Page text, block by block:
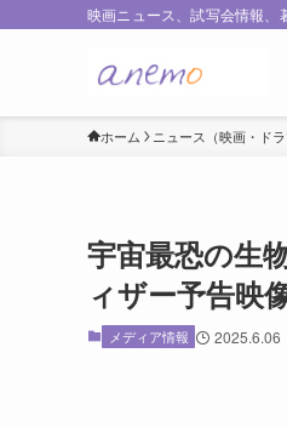
映画ニュース、試写会情報、
ホーム ニュース（映画・ドラ
宇宙最恐の生
ィザー予告映
メディア情報 2025.6.06